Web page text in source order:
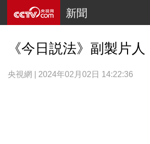
新聞
《今日説法》副製片
央視網 | 2024年02月02日 14:22:36